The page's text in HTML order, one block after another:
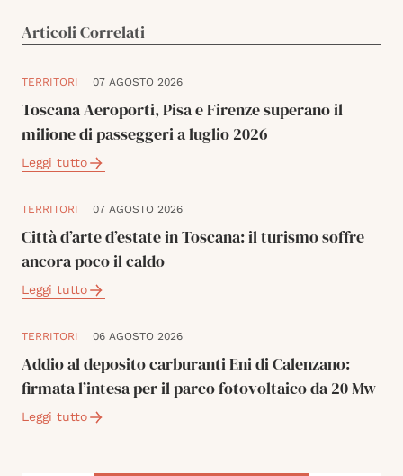
Articoli Correlati
TERRITORI 07 AGOSTO 2026
Toscana Aeroporti, Pisa e Firenze superano il
milione di passeggeri a luglio 2026
Leggi tutto
TERRITORI 07 AGOSTO 2026
Città d’arte d’estate in Toscana: il turismo soffre
ancora poco il caldo
Leggi tutto
TERRITORI 06 AGOSTO 2026
Addio al deposito carburanti Eni di Calenzano:
firmata l’intesa per il parco fotovoltaico da 20 Mw
Leggi tutto